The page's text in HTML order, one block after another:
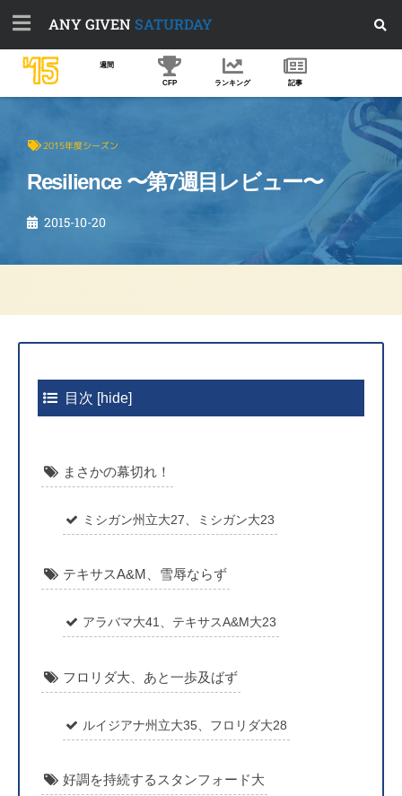
ANY GIVEN SATURDAY
'15 週間
CFP ランキング 記事
2015年度シーズン
Resilience 〜第7週目レビュー〜
2015-10-20
目次 [hide]
まさかの幕切れ！
ミシガン州立大27、ミシガン大23
テキサスA&M、雪辱ならず
アラバマ大41、テキサスA&M大23
フロリダ大、あと一歩及ばず
ルイジアナ州立大35、フロリダ大28
好調を持続するスタンフォード大